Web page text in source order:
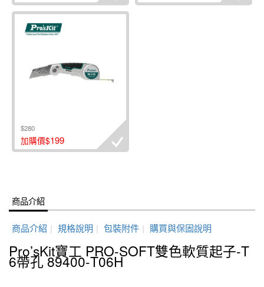
$280
加購價$199
商品介紹
商品介紹 | 規格說明 | 包裝附件 | 購買與保固說明
Pro’sKit寶工 PRO-SOFT雙色軟質起子-T
6帶孔 89400-T06H